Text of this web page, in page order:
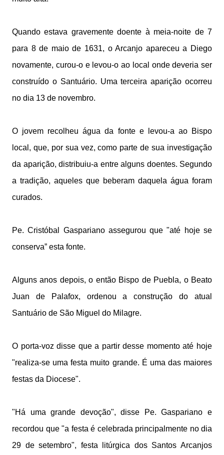
Quando estava gravemente doente à meia-noite de 7
para 8 de maio de 1631, o Arcanjo apareceu a Diego
novamente, curou-o e levou-o ao local onde deveria ser
construído o Santuário. Uma terceira aparição ocorreu
no dia 13 de novembro.
O jovem recolheu água da fonte e levou-a ao Bispo
local, que, por sua vez, como parte de sua investigação
da aparição, distribuiu-a entre alguns doentes. Segundo
a tradição, aqueles que beberam daquela água foram
curados.
Pe. Cristóbal Gaspariano assegurou que "até hoje se
conserva” esta fonte.
Alguns anos depois, o então Bispo de Puebla, o Beato
Juan de Palafox, ordenou a construção do atual
Santuário de São Miguel do Milagre.
O porta-voz disse que a partir desse momento até hoje
"realiza-se uma festa muito grande. É uma das maiores
festas da Diocese".
"Há uma grande devoção", disse Pe. Gaspariano e
recordou que "a festa é celebrada principalmente no dia
29 de setembro", festa litúrgica dos Santos Arcanjos